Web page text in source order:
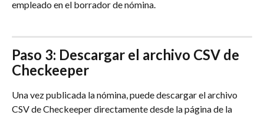
empleado en el borrador de nómina.
Paso 3: Descargar el archivo CSV de
Checkeeper
Una vez publicada la nómina, puede descargar el archivo
CSV de Checkeeper directamente desde la página de la